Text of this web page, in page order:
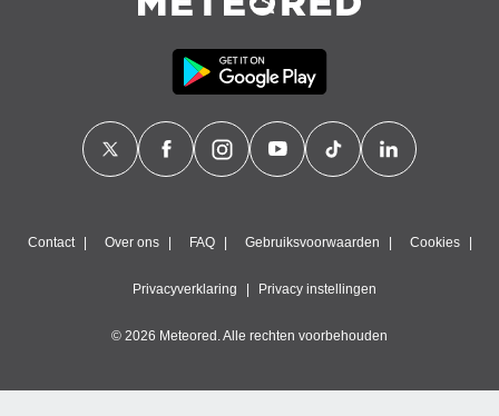
Contact Over ons FAQ Gebruiksvoorwaarden Cookies
Privacyverklaring Privacy instellingen
© 2026 Meteored. Alle rechten voorbehouden